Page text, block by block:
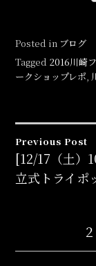
Posted in ブログ
Tagged 2016川崎
ークショップレポ
投
稿
ビ
Previous Post
[12/17（土）
立式トライポ